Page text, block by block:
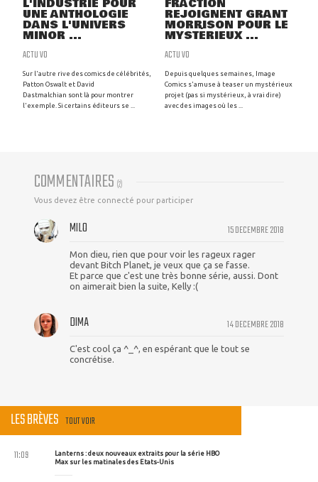
L'INDUSTRIE POUR
UNE ANTHOLOGIE
DANS L'UNIVERS
MINOR ...
ACTU VO
Sur l'autre rive des comics de célébrités,
Patton Oswalt et David
Dastmalchian sont là pour montrer
l'exemple. Si certains éditeurs se ...
FRACTION
REJOIGNENT GRANT
MORRISON POUR LE
MYSTÉRIEUX ...
ACTU VO
Depuis quelques semaines, Image
Comics s'amuse à teaser un mystérieux
projet (pas si mystérieux, à vrai dire)
avec des images où les ...
COMMENTAIRES (2)
Vous devez être connecté pour participer
15 DECEMBRE 2018
MILO
Mon dieu, rien que pour voir les rageux rager
devant Bitch Planet, je veux que ça se fasse.
Et parce que c'est une très bonne série, aussi. Dont
on aimerait bien la suite, Kelly :(
14 DECEMBRE 2018
DIMA
C'est cool ça ^_^, en espérant que le tout se
concrétise.
LES BRÈVES TOUT VOIR
Lanterns : deux nouveaux extraits pour la série HBO
Max sur les matinales des Etats-Unis
11:09